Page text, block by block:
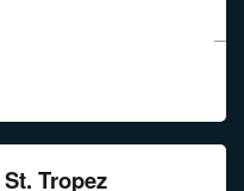
Tropez